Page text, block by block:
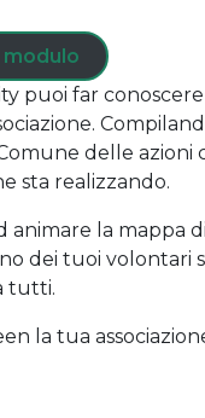
modulo
puoi far
delle azioni
sta realizzando.
la mappa di
dei tuoi volontari
tutti.
la tua